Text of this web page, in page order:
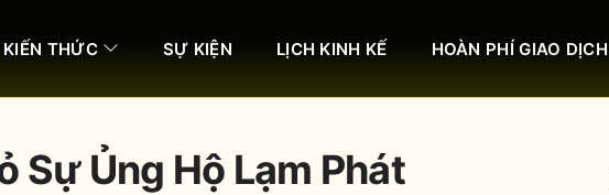
KIẾN THỨC SỰ KIỆN LỊCH KINH KẾ HOÀN PHÍ GIAO DỊCH
Sự Ủng Hộ Lạm Phát